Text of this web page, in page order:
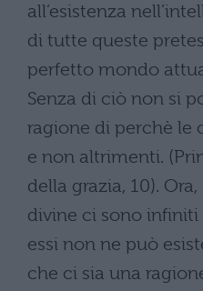
all’esistenza
di tutte queste
perfetto mondo
Senza di ciò non si
ragione di perchè le
e non altrimenti.
della grazia, 10).
divine ci sono
essi non ne può
che ci sia una